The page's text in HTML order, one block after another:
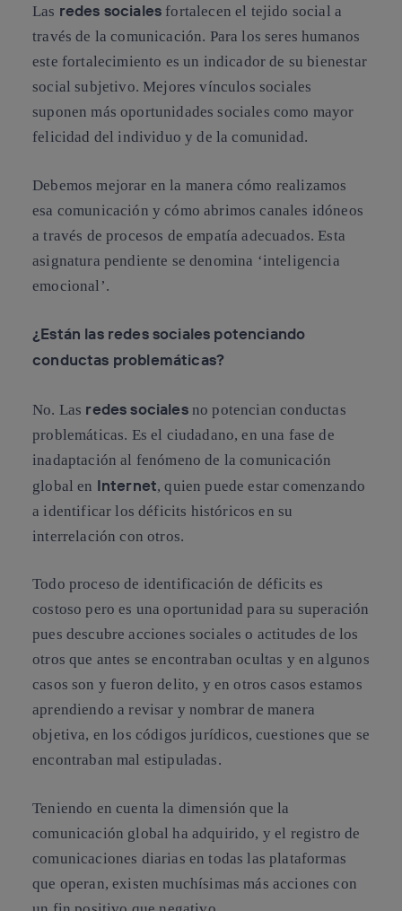
Las redes sociales fortalecen el tejido social a
través de la comunicación. Para los seres humanos
este fortalecimiento es un indicador de su bienestar
social subjetivo. Mejores vínculos sociales
suponen más oportunidades sociales como mayor
felicidad del individuo y de la comunidad.
Debemos mejorar en la manera cómo realizamos
esa comunicación y cómo abrimos canales idóneos
a través de procesos de empatía adecuados. Esta
asignatura pendiente se denomina ‘inteligencia
emocional’.
¿Están las redes sociales potenciando
conductas problemáticas?
No. Las redes socialesno potencian conductas
problemáticas. Es el ciudadano, en una fase de
inadaptación al fenómeno de la comunicación
global en Internet, quien puede estar comenzando
a identificar los déficits históricos en su
interrelación con otros.
Todo proceso de identificación de déficits es
costoso pero es una oportunidad para su superación
pues descubre acciones sociales o actitudes de los
otros que antes se encontraban ocultas y en algunos
casos son y fueron delito, y en otros casos estamos
aprendiendo a revisar y nombrar de manera
objetiva, en los códigos jurídicos, cuestiones que se
encontraban mal estipuladas.
Teniendo en cuenta la dimensión que la
comunicación global ha adquirido, y el registro de
comunicaciones diarias en todas las plataformas
que operan, existen muchísimas más acciones con